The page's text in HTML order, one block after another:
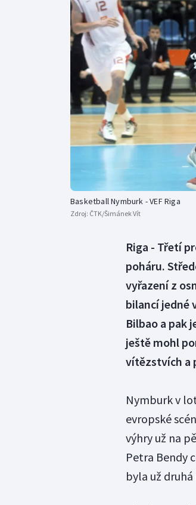
Basketball Nymburk - VEF Riga
Zdroj: ČTK/Šimánek Vít
Riga - Třetí
poháru.
vyřazení z
bilancí jedné
Bilbao a pak
ještě mohl
vítězstvích a
Nymburk v
evropské
výhry už na
Petra Bendy
byla už